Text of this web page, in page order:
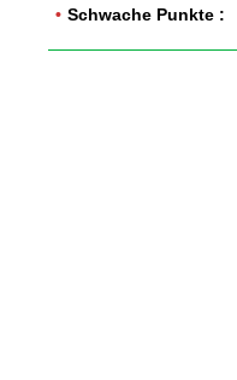
• Schwache Punkte :